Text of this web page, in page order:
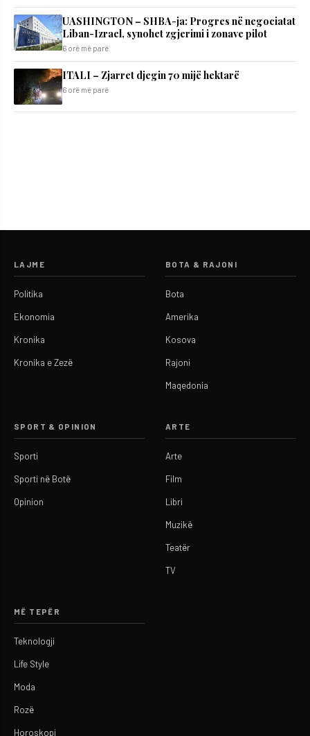
UASHINGTON – SHBA-ja: Progres në negociatat
Liban-Izrael, synohet zgjerimi i zonave pilot
6 orë më parë
ITALI – Zjarret djegin 70 mijë hektarë
6 orë më parë
LAJME
Politika
Ekonomia
Kronika
Kronika e Zezë
BOTA & RAJONI
Bota
Amerika
Kosova
Rajoni
Maqedonia
SPORT & OPINION
Sporti
Sporti në Botë
Opinion
ARTE
Arte
Film
Libri
Muzikë
Teatër
TV
MË TEPËR
Teknologji
Life Style
Moda
Rozë
Horoskopi